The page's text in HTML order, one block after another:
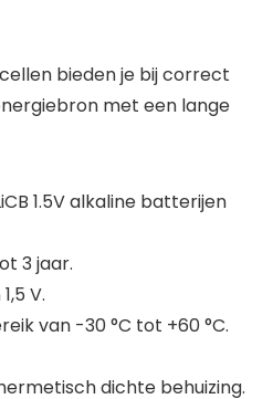
bieden je bij correct
met een lange
1.5V alkaline batterijen
3 jaar.
V.
van -30 °C tot +60 °C.
dichte behuizing.